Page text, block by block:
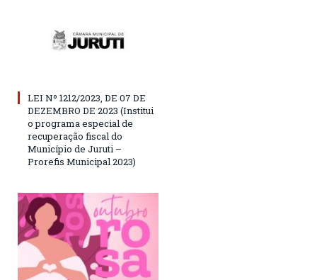
LEI Nº 1212/2023, DE 07 DE
DEZEMBRO DE 2023 (Institui
o programa especial de
recuperação fiscal do
Município de Juruti –
Prorefis Municipal 2023)